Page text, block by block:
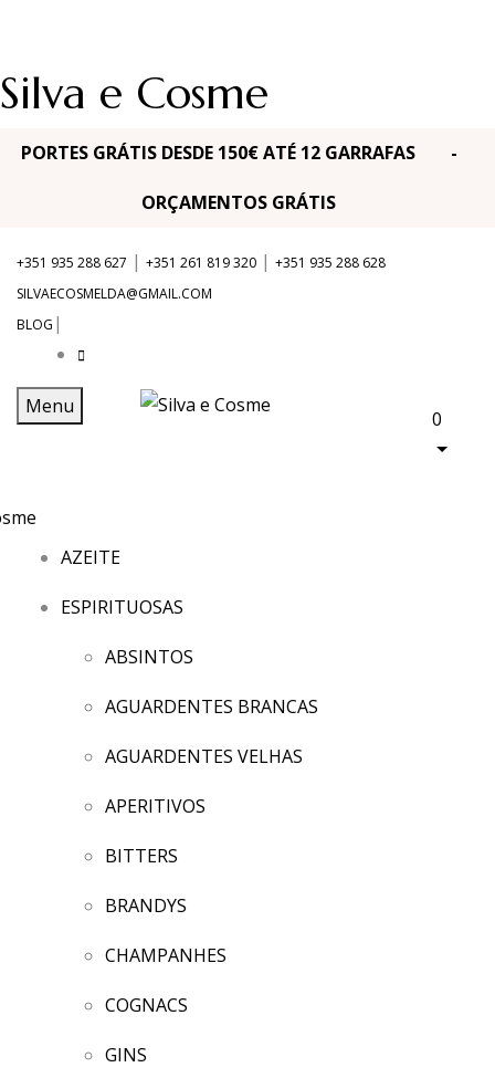
Silva e Cosme
PORTES GRÁTIS DESDE 150€ ATÉ 12 GARRAFAS -
ORÇAMENTOS GRÁTIS
+351 935 288 627 | +351 261 819 320 | +351 935 288 628
SILVAECOSMELDA@GMAIL.COM
BLOG |
Menu
0
AZEITE
ESPIRITUOSAS
ABSINTOS
AGUARDENTES BRANCAS
AGUARDENTES VELHAS
APERITIVOS
BITTERS
BRANDYS
CHAMPANHES
COGNACS
GINS